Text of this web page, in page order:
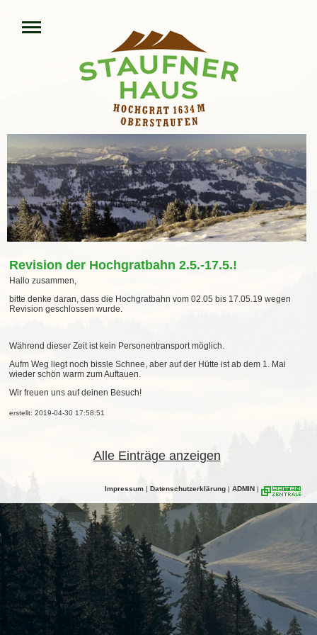
Revision der Hochgratbahn 2.5.-17.5.!
Hallo zusammen,
bitte denke daran, dass die Hochgratbahn vom 02.05 bis 17.05.19 wegen
Revision geschlossen wurde.
Während dieser Zeit ist kein Personentransport möglich.
Aufm Weg liegt noch bissle Schnee, aber auf der Hütte ist ab dem 1. Mai
wieder schön warm zum Auftauen.
Wir freuen uns auf deinen Besuch!
erstellt: 2019-04-30 17:58:51
Alle Einträge anzeigen
Impressum | Datenschutzerklärung | ADMIN |